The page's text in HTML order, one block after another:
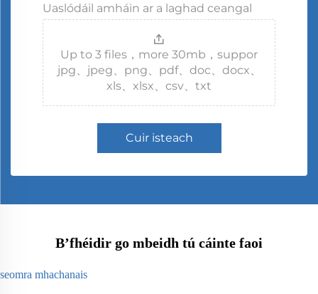
Uaslódáil amháin ar a laghad ceangal
Up to 3 files，more 30mb，suppor
jpg、jpeg、png、pdf、doc、docx、
xls、xlsx、csv、txt
Cuir isteach
B’fhéidir go mbeidh tú cáinte faoi
seomra mhachanais